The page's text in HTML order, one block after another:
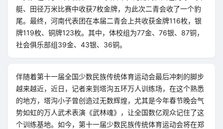
艇、田径万米比赛中收获7枚金牌，为此次二青会收了一个豹
尾。最终，河南代表团在本届二青会上共收获金牌116枚，银
牌119枚、铜牌123枚。其中，体校组为77金、76银、87铜，
社会俱乐部组39金、43银、36铜。
伴随着第十一届全国少数民族传统体育运动会最后冲刺的脚步
越来越近，近日，记者来到塔沟五环万人训练场，在这个熟悉
的地方，塔沟小子曾创造过无数辉煌，尤其是今年春节晚会气
势如虹的万人武术表演《武林魂》，让全国数亿观众记住了这
个训练基地。如今，第十一届少数民族传统体育运动会将在郑